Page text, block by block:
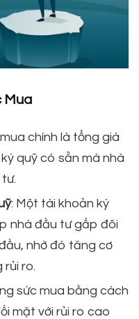
Mua
chính là tổng giá
quỹ có sẵn mà nhà
: Một tài khoản ký
nhà đầu tư gấp đôi
nhờ đó tăng cơ
rủi ro.
sức mua bằng cách
mặt với rủi ro cao